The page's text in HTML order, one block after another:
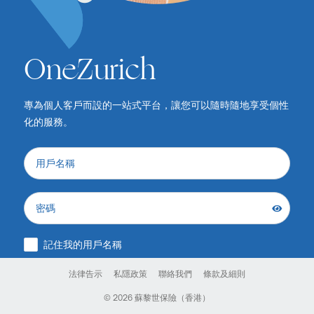
OneZurich
專為個人客戶而設的一站式平台，讓您可以隨時隨地享受個性
化的服務。
用戶名稱
密碼
記住我的用戶名稱
法律告示 私隱政策 聯絡我們 條款及細則
© 2026 蘇黎世保險（香港）